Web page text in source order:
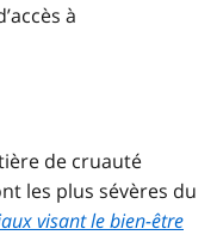
à
de cruauté
les plus sévères du
visant le bien-être